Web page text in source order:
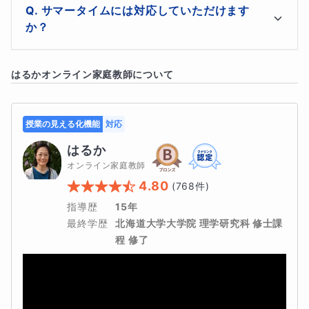
本の中学校の進度に合わせ、高校受験を見据えた内容で進
めます。なお、指導は全て日本語で行います。
■宿題について
基本的にレッスンで学習した事柄の復習問題を出します
が、生徒さんの理解度に応じて難易度を調整いたします。
少しの解説で解決しそうな場合は授業時間外でも無料で
対応いたします。ただ、こちらの都合ですぐにお返事で
動画と板書のセットになります。
１回500円で月７回以上は無料ですが、一ヶ月ごとに回
数がリセットされます。一回のチャットサポートで大問
２つ程度まで、小問５つ程度までを目安にしておりま
す。
サマータイムには対応していただけます
か？
本授業に進められる時点で前後のコマが空いている場合
ください。
ただし、もしご希望の授業時間帯の前後に既に授業が入
っていた場合、対応が難しくなる場合がございます。ご
希望の曜日・時間帯が限られる場合はお早めにお問い合
わせください。
はるかオンライン家庭教師について
授業の見える化機能 対応
はるか
オンライン家庭教師
4.80 (768件)
指導歴
15年
最終学歴
北海道大学大学院 理学研究科 修士課
程 修了